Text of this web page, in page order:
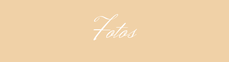
Fotos